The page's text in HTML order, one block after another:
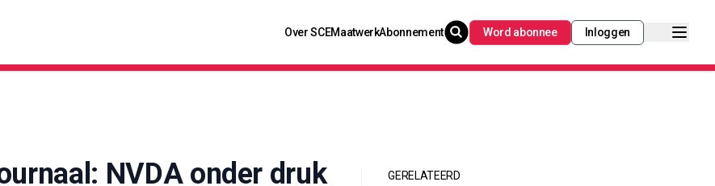
Over SCEMaatwerkAbonnement Word abonnee Inloggen
NVDA onder druk
GERELATEERD